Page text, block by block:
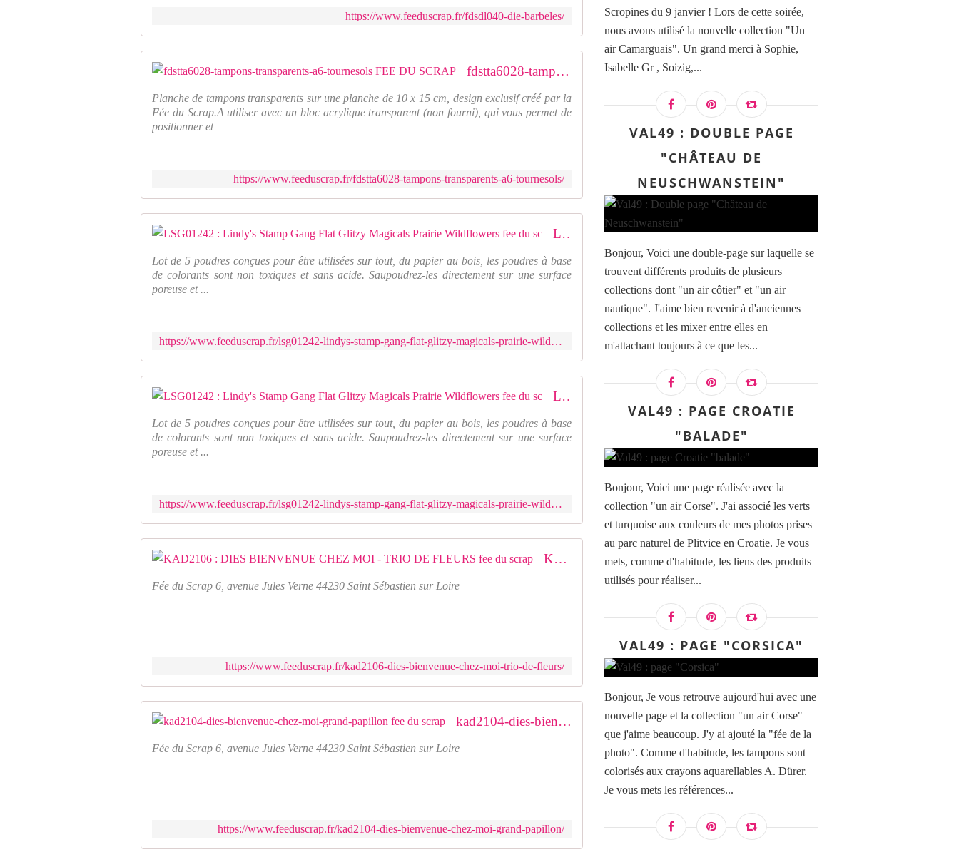
https://www.feeduscrap.fr/fdsdl040-die-barbeles/
fdstta6028-tampons-transparents-a6-tournesols FEE DU SCRAP
Planche de tampons transparents sur une planche de 10 x 15 cm, design exclusif créé par la
Fée du Scrap.A utiliser avec un bloc acrylique transparent (non fourni), qui vous permet de
positionner et
https://www.feeduscrap.fr/fdstta6028-tampons-transparents-a6-tournesols/
LSG01242 : Lindy's Stamp Gang Flat Glitzy Magicals Prairie Wildflowers fee du sc
Lot de 5 poudres conçues pour être utilisées sur tout, du papier au bois, les poudres à base
de colorants sont non toxiques et sans acide. Saupoudrez-les directement sur une surface
poreuse et ...
https://www.feeduscrap.fr/lsg01242-lindys-stamp-gang-flat-glitzy-magicals-prairie-wildflowers/
LSG01242 : Lindy's Stamp Gang Flat Glitzy Magicals Prairie Wildflowers fee du sc
Lot de 5 poudres conçues pour être utilisées sur tout, du papier au bois, les poudres à base
de colorants sont non toxiques et sans acide. Saupoudrez-les directement sur une surface
poreuse et ...
https://www.feeduscrap.fr/lsg01242-lindys-stamp-gang-flat-glitzy-magicals-prairie-wildflowers/
KAD2106 : DIES BIENVENUE CHEZ MOI - TRIO DE FLEURS fee du scrap
Fée du Scrap 6, avenue Jules Verne 44230 Saint Sébastien sur Loire
https://www.feeduscrap.fr/kad2106-dies-bienvenue-chez-moi-trio-de-fleurs/
kad2104-dies-bienvenue-chez-moi-grand-papillon fee du scrap
Fée du Scrap 6, avenue Jules Verne 44230 Saint Sébastien sur Loire
https://www.feeduscrap.fr/kad2104-dies-bienvenue-chez-moi-grand-papillon/
Scropines du 9 janvier ! Lors de cette soirée,
nous avons utilisé la nouvelle collection "Un
air Camarguais". Un grand merci à Sophie,
Isabelle Gr , Soizig,...
VAL49 : DOUBLE PAGE
"CHÂTEAU DE
NEUSCHWANSTEIN"
Bonjour, Voici une double-page sur laquelle se
trouvent différents produits de plusieurs
collections dont "un air côtier" et "un air
nautique". J'aime bien revenir à d'anciennes
collections et les mixer entre elles en
m'attachant toujours à ce que les...
VAL49 : PAGE CROATIE
"BALADE"
Bonjour, Voici une page réalisée avec la
collection "un air Corse". J'ai associé les verts
et turquoise aux couleurs de mes photos prises
au parc naturel de Plitvice en Croatie. Je vous
mets, comme d'habitude, les liens des produits
utilisés pour réaliser...
VAL49 : PAGE "CORSICA"
Bonjour, Je vous retrouve aujourd'hui avec une
nouvelle page et la collection "un air Corse"
que j'aime beaucoup. J'y ai ajouté la "fée de la
photo". Comme d'habitude, les tampons sont
colorisés aux crayons aquarellables A. Dürer.
Je vous mets les références...